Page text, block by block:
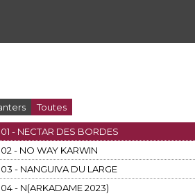
Toutes
- NECTAR DES BORDES
- NO WAY KARWIN
- NANGUIVA DU LARGE
- N(ARKADAME 2023)